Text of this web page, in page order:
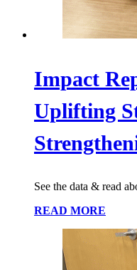
Impact
Uplifting
See the data & read
READ MORE